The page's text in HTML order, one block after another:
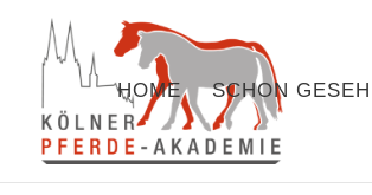
HOME SCHON